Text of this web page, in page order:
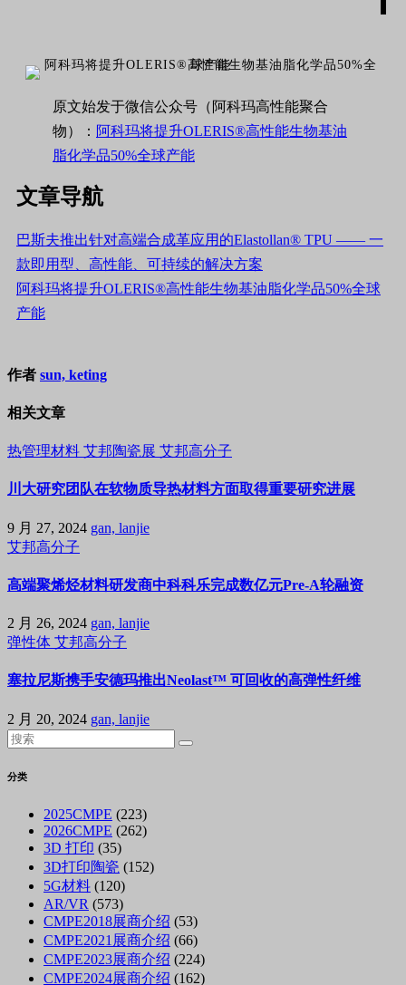
原文始发于微信公众号（阿科玛高性能聚合
物）： 阿科玛将提升OLERIS®高性能生物基油
脂化学品50%全球产能
文章导航
巴斯夫推出针对高端合成革应用的Elastollan® TPU —— 一
款即用型、高性能、可持续的解决方案
阿科玛将提升OLERIS®高性能生物基油脂化学品50%全球
产能
作者 sun, keting
相关文章
热管理材料 艾邦陶瓷展 艾邦高分子
川大研究团队在软物质导热材料方面取得重要研究进展
9 月 27, 2024 gan, lanjie
艾邦高分子
高端聚烯烃材料研发商中科科乐完成数亿元Pre-A轮融资
2 月 26, 2024 gan, lanjie
弹性体 艾邦高分子
塞拉尼斯携手安德玛推出Neolast™ 可回收的高弹性纤维
2 月 20, 2024 gan, lanjie
分类
2025CMPE (223)
2026CMPE (262)
3D 打印 (35)
3D打印陶瓷 (152)
5G材料 (120)
AR/VR (573)
CMPE2018展商介绍 (53)
CMPE2021展商介绍 (66)
CMPE2023展商介绍 (224)
CMPE2024展商介绍 (162)